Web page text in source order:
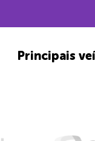
Principais